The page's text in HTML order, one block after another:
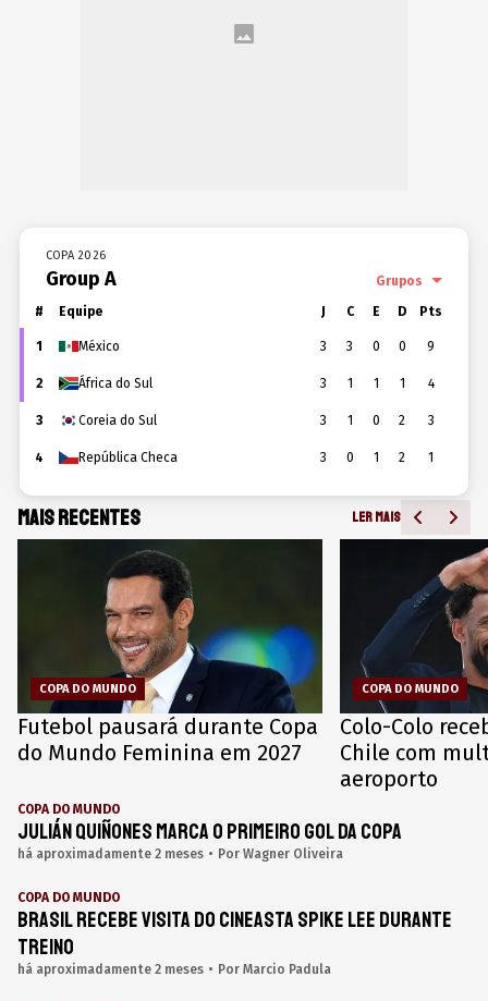
Mais recentes LER MAIS
COPA DO MUNDO
Futebol pausará durante Copa
do Mundo Feminina em 2027
COPA DO MUNDO
Colo-Colo
Chile com
aeroporto
COPA DO MUNDO
Julián Quiñones marca o primeiro gol da Copa
há aproximadamente 2 meses • Por Wagner Oliveira
COPA DO MUNDO
Brasil recebe visita do cineasta Spike Lee durante
treino
há aproximadamente 2 meses • Por Marcio Padula